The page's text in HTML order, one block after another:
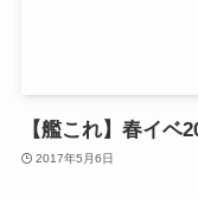
【艦これ】春イベ
2017年5月6日